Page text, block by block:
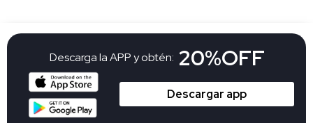
Descarga la APP y obtén: 20%OFF
Descargar app